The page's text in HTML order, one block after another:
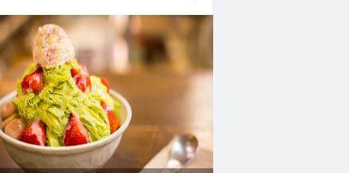
东南风
<3级
东南风
<3级
东南风
<3级 <3级
西南风
<3级
25°C 24°C 24°C 24°C